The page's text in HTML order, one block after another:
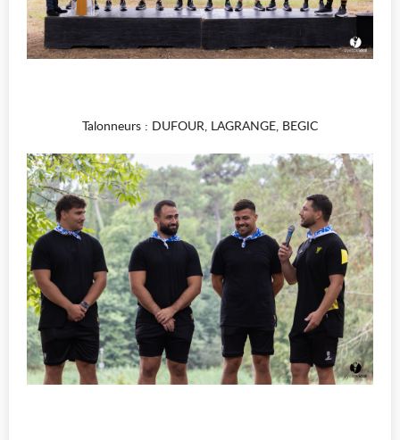
Talonneurs : DUFOUR, LAGRANGE, BEGIC